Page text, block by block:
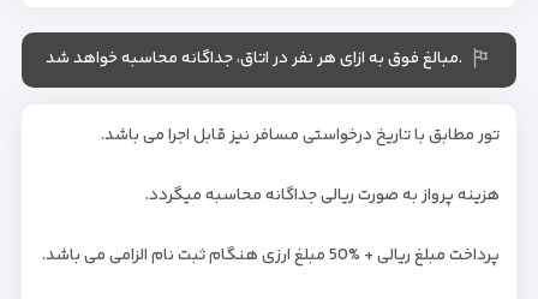
.مبالغ فوق به ازای هر نفر در اتاق، جداگانه محاسبه خواهد شد
تور مطابق با تاریخ درخواستی مسافر نیز قابل اجرا می باشد.
هزینه پرواز به صورت ریالی جداگانه محاسبه میگردد.
پرداخت مبلغ ریالی + %50 مبلغ ارزی هنگام ثبت نام الزامی می باشد.